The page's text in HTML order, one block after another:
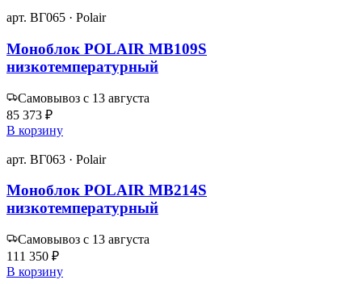
арт. ВГ065 · Polair
Моноблок POLAIR MB109S
низкотемпературный
Самовывоз с 13 августа
85 373 ₽
В корзину
арт. ВГ063 · Polair
Моноблок POLAIR MB214S
низкотемпературный
Самовывоз с 13 августа
111 350 ₽
В корзину